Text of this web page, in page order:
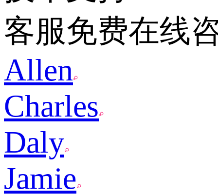
客服免费在线
Allen
Charles
Daly
Jamie